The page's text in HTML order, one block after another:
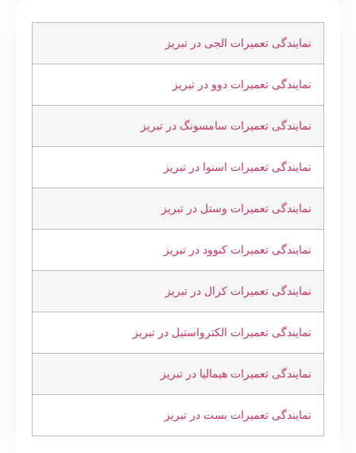
نمایندگی تعمیرات الجی در تبریز
نمایندگی تعمیرات دوو در تبریز
نمایندگی تعمیرات سامسونگ در تبریز
نمایندگی تعمیرات اسنوا در تبریز
نمایندگی تعمیرات وستل در تبریز
نمایندگی تعمیرات کنوود در تبریز
نمایندگی تعمیرات کرال در تبریز
نمایندگی تعمیرات الکترواستیل در تبریز
نمایندگی تعمیرات هیمالیا در تبریز
نمایندگی تعمیرات بست در تبریز